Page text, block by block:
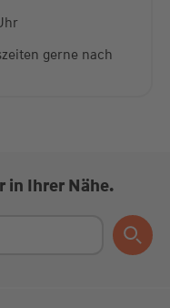
gerne nach
in Ihrer Nähe.